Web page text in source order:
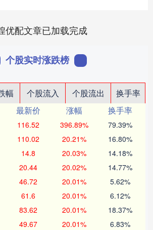
优配文章已加载完成
个股实时涨跌榜
幅 个股流入 个股流出
换手率
最新价 涨幅
换手率
116.52 396.89% 79.39%
110.02 20.21% 16.80%
14.8 20.03% 14.18%
20.44 20.02% 14.77%
46.72 20.01% 5.62%
61.6 20.01% 6.12%
83.62 20.01% 18.37%
49.67 20.01% 6.83%